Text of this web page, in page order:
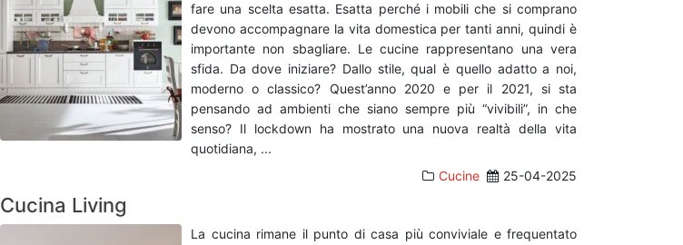
fare una scelta esatta. Esatta perché i mobili che si comprano
devono accompagnare la vita domestica per tanti anni, quindi è
importante non sbagliare. Le cucine rappresentano una vera
sfida. Da dove iniziare? Dallo stile, qual è quello adatto a noi,
moderno o classico? Quest’anno 2020 e per il 2021, si sta
pensando ad ambienti che siano sempre più “vivibili”, in che
senso? Il lockdown ha mostrato una nuova realtà della vita
quotidiana, ...
Cucine
25-04-2025
Cucina Living
La cucina rimane il punto di casa più conviviale e frequentato